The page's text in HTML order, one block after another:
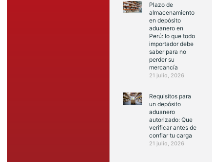
Plazo de
almacenamiento
en depósito
aduanero en
Perú: lo que todo
importador debe
saber para no
perder su
mercancía
21 julio, 2026
Requisitos para
un depósito
aduanero
autorizado: Que
verificar antes de
confiar tu carga
21 julio, 2026